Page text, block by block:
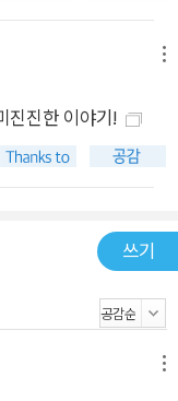
을 줍니다. 감각
리파 피어스의 《한
래픽 노블리스트 에
로 그린 넓은 잔디밭,
톰과 해티가 만나는
하게 그린 그림이 돋
러나도록 세심하게
품 속에 흠뻑 빠져
과 해티와 함께 실컷
진진한 이야기!
쓰기